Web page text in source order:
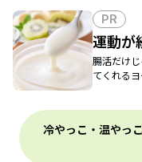
PR
運動が
腸活だけ
てくれる
冷やっこ・温やっ